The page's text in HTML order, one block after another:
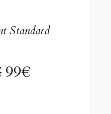
Standard
99€